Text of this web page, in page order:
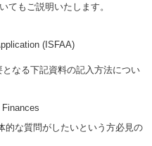
てもご説明いたします。
(ISFAA)
なる下記資料の記入方法につい
的な質問がしたいという方必見の